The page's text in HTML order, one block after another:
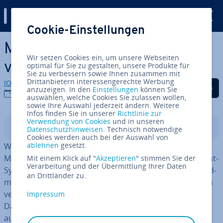
Zum Haupt­in­halt springen
Mailchimp in WordPress
verwenden: So geht’s!
IONOS Redaktion
08.08.2017
Auf Facebook teilen
Auf Twitter teilen
Auf LinkedIn
In­halts­ver­zeich­nis
WordPress bietet durch seine vielen Plug-ins zahl­rei­che
Mög­lich­kei­ten, die Funk­tio­nen des Content-Ma­nage­ment-
Systems zu erweitern. So können Sie zum Beispiel als Ad­
mi­nis­tra­tor eines WordPress-On­line­shops Be­stel­lun­gen
verwalten oder eine komplette Community über das
Dashboard managen. Nutzen Sie das prak­ti­sche CMS
auch,
um Ihr E-Mail-Marketing zu pushen. Mit Hilfe
Cookie-Einstellungen
Wir setzen Cookies ein, um unsere Webseiten
optimal für Sie zu gestalten, unsere Produkte für
Sie zu verbessern sowie Ihnen zusammen mit
Drittanbietern interessengerechte Werbung
anzuzeigen. In den Einstellungen können Sie
auswählen, welche Cookies Sie zulassen wollen,
sowie Ihre Auswahl jederzeit ändern. Weitere
Infos finden Sie in unserer Richtlinie zur
Verwendung von Cookies und in unseren
Datenschutzhinweisen. Technisch notwendige
Cookies werden auch bei der Auswahl von
ablehnen gesetzt.
Mit einem Klick auf "Akzeptieren" stimmen Sie der
Verarbeitung und der Übermittlung Ihrer Daten
an Drittländer zu.
Impressum